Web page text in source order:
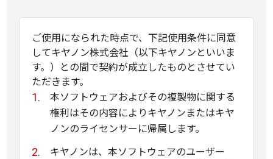
ご使用になられた時点で、下記使用条件に同意
してキヤノン株式会社（以下キヤノンといいま
す。）との間で契約が成立したものとさせてい
ただきます。
本ソフトウェアおよびその複製物に関する
権利はその内容によりキヤノンまたはキヤ
ノンのライセンサーに帰属します。
キヤノンは、本ソフトウェアのユーザー